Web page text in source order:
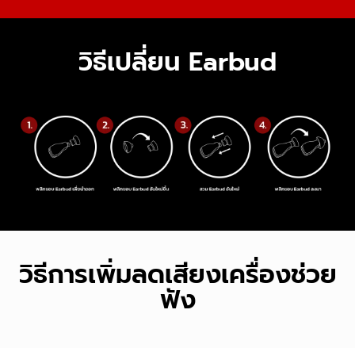
วิธีเปลี่ยน Earbud
วิธีการเพิ่มลดเสียงเครื่องช่วย
ฟัง